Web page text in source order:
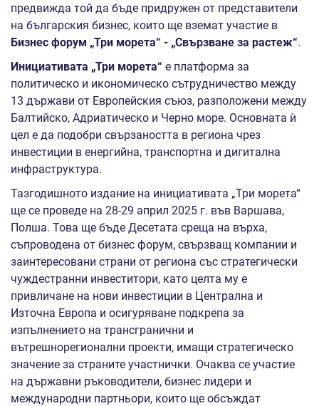
предвижда той да бъде придружен от представители
на българския бизнес, които ще вземат участие в
Бизнес форум „Три морета“ - „Свързване за растеж“.
Инициативата „Три морета“ е платформа за
политическо и икономическо сътрудничество между
13 държави от Европейския съюз, разположени между
Балтийско, Адриатическо и Черно море. Основната ѝ
цел е да подобри свързаността в региона чрез
инвестиции в енергийна, транспортна и дигитална
инфраструктура.
Тазгодишното издание на инициативата „Три морета“
ще се проведе на 28-29 април 2025 г. във Варшава,
Полша. Това ще бъде Десетата среща на върха,
съпроводена от бизнес форум, свързващ компании и
заинтересовани страни от региона със стратегически
чуждестранни инвеститори, като целта му е
привличане на нови инвестиции в Централна и
Източна Европа и осигуряване подкрепа за
изпълнението на трансгранични и
вътрешнорегионални проекти, имащи стратегическо
значение за страните участнички. Очаква се участие
на държавни ръководители, бизнес лидери и
международни партньори, които ще обсъждат